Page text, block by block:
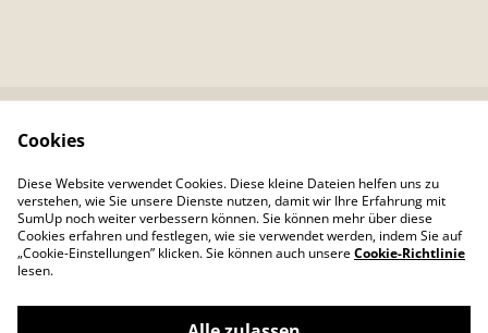
Kontaktieren Sie uns
Datenschutzbestimm
ungen von SumUp
Cookie-Richtlinie
Cookies
Diese Website verwendet Cookies. Diese kleine Dateien helfen uns zu
verstehen, wie Sie unsere Dienste nutzen, damit wir Ihre Erfahrung mit
SumUp noch weiter verbessern können. Sie können mehr über diese
Cookies erfahren und festlegen, wie sie verwendet werden, indem Sie auf
„Cookie-Einstellungen” klicken. Sie können auch unsereCookie-Richtlinie
lesen.